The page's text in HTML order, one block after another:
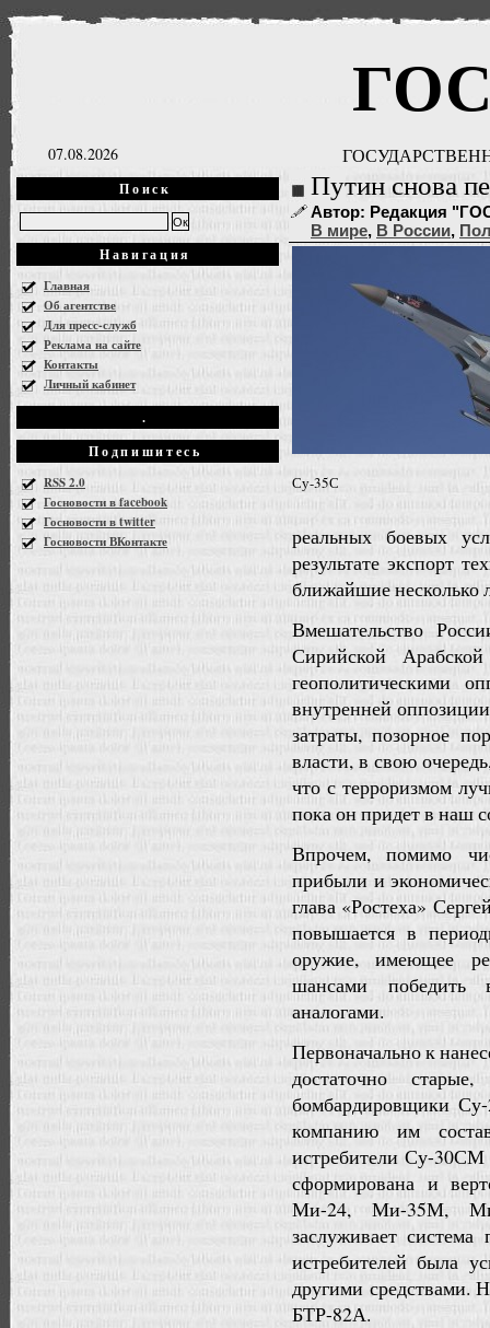
07.08.2026
Поиск
Навигация
Главная
Об агентстве
Для пресс-служб
Реклама на сайте
Контакты
Личный кабинет
.
Подпишитесь
RSS 2.0
Госновости в facebook
Госновости в twitter
Госновости ВКонтакте
Путин снова
Автор: Редакция
В мире, В России,
Су-35С
реальных боевых
результате экспорт
ближайшие несколько
Вмешательство
Сирийской
геополитическими
внутренней
затраты, позорное
власти, в свою
что с терроризмом
пока он придет в наш
Впрочем, помимо
прибыли и
глава «Ростеха»
повышается в
оружие, имеющее
шансами победить
аналогами.
Первоначально к
достаточно
бомбардировщики
компанию им
истребители Су-
сформирована и
Ми-24, Ми-35М,
заслуживает
истребителей была
другими средствами.
БТР-82А.